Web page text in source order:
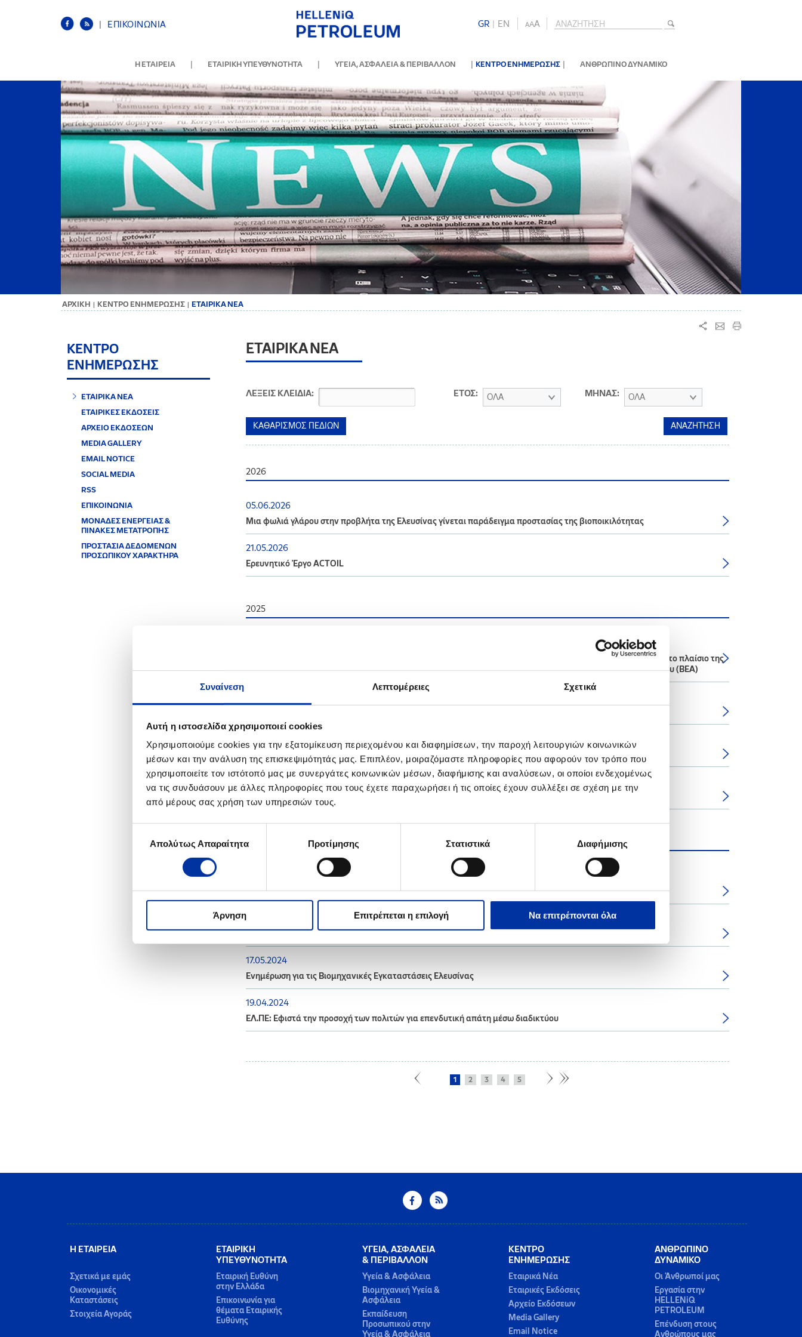
Συναίνεση Λεπτομέρειες Σχετικά
Αυτή η ιστοσελίδα χρησιμοποιεί cookies
Χρησιμοποιούμε cookies για την εξατομίκευση περιεχομένου και διαφημίσεων, την παροχή λειτουργιών κοινωνικών
μέσων και την ανάλυση της επισκεψιμότητάς μας. Επιπλέον, μοιραζόμαστε πληροφορίες που αφορούν τον τρόπο που
χρησιμοποιείτε τον ιστότοπό μας με συνεργάτες κοινωνικών μέσων, διαφήμισης και αναλύσεων, οι οποίοι ενδεχομένως
να τις συνδυάσουν με άλλες πληροφορίες που τους έχετε παραχωρήσει ή τις οποίες έχουν συλλέξει σε σχέση με την
από μέρους σας χρήση των υπηρεσιών τους.
συγκατάθεσης
Απολύτως Απαραίτητα Προτίμησης Στατιστικά Διαφήμισης
Άρνηση Επιτρέπεται η επιλογή Να επιτρέπονται όλα
| ΕΠΙΚΟΙΝΩΝΙΑ GR | ΕΝ AAA
Η ΕΤΑΙΡΕΙΑ | ΕΤΑΙΡΙΚΗ ΥΠΕΥΘΥΝΟΤΗΤΑ | ΥΓΕΙΑ, ΑΣΦΑΛΕΙΑ & ΠΕΡΙΒΑΛΛΟΝ | ΚΕΝΤΡΟ ΕΝΗΜΕΡΩΣΗΣ | ΑΝΘΡΩΠΙΝΟ ΔΥΝΑΜΙΚΟ
ΑΡΧΙΚΗ | ΚΕΝΤΡΟ ΕΝΗΜΕΡΩΣΗΣ | ΕΤΑΙΡΙΚΑ ΝΕΑ
ΚΕΝΤΡΟ
ΕΝΗΜΕΡΩΣΗΣ
ΕΤΑΙΡΙΚΑ ΝΕΑ
ΕΤΑΙΡΙΚΕΣ ΕΚΔΟΣΕΙΣ
ΑΡΧΕΙΟ ΕΚΔΟΣΕΩΝ
MEDIA GALLERY
EMAIL NOTICE
SOCIAL MEDIA
RSS
ΕΠΙΚΟΙΝΩΝΙΑ
ΜΟΝΑΔΕΣ ΕΝΕΡΓΕΙΑΣ &
ΠΙΝΑΚΕΣ ΜΕΤΑΤΡΟΠΗΣ
ΠΡΟΣΤΑΣΙΑ ΔΕΔΟΜΕΝΩΝ
ΠΡΟΣΩΠΙΚΟΥ ΧΑΡΑΚΤΗΡΑ
ΕΤΑΙΡΙΚΑ ΝΕΑ
ΛΕΞΕΙΣ ΚΛΕΙΔΙΑ: ΕΤΟΣ: ΟΛΑ ΜΗΝΑΣ: ΟΛΑ
2026
05.06.2026
Μια φωλιά γλάρου στην προβλήτα της Ελευσίνας γίνεται παράδειγμα προστασίας της βιοποικιλότητας
21.05.2026
Ερευνητικό Έργο ACTOIL
2025
Ανάρτηση - Δημοσιοποίηση προς το κοινό της Στρατηγικής Μελέτης Περιβαλλοντικών Επιπτώσεων (ΣΜΠΕ) στο πλαίσιο της
διαδικασίας έγκρισης Ειδικού Πολεοδομικού Σχεδίου (Ε.Π.Σ.) των Βιομηχανικών Εγκαταστάσεων Ασπροπύργου (ΒΕΑ)
Ενημέρωση για Βιομηχανικές Εγκαταστάσεις Ελευσίνας
10.03.2025
Ενημέρωση για τις Βιομηχανικές Εγκαταστάσεις Θεσσαλονίκης
2024
Ενημέρωση για τις Βιομηχανικές Εγκαταστάσεις Θεσσαλονίκης
20.05.2024
Ενημέρωση για τις Βιομηχανικές Εγκαταστάσεις Ασπροπύργου
17.05.2024
Ενημέρωση για τις Βιομηχανικές Εγκαταστάσεις Ελευσίνας
19.04.2024
ΕΛ.ΠΕ: Εφιστά την προσοχή των πολιτών για επενδυτική απάτη μέσω διαδικτύου
1 2 3 4 5
Η ΕΤΑΙΡΕΙΑ
Σχετικά με εμάς
Οικονομικές
Καταστάσεις
Στοιχεία Αγοράς
ΕΤΑΙΡΙΚΗ
ΥΠΕΥΘΥΝΟΤΗΤΑ
Εταιρική Ευθύνη
στην Ελλάδα
Επικοινωνία για
θέματα Εταιρικής
Ευθύνης
ΥΓΕΙΑ, ΑΣΦΑΛΕΙΑ
& ΠΕΡΙΒΑΛΛΟΝ
Υγεία & Ασφάλεια
Βιομηχανική Υγεία &
Ασφάλεια
Εκπαίδευση
Προσωπικού στην
Υγεία & Ασφάλεια
ΚΕΝΤΡΟ
ΕΝΗΜΕΡΩΣΗΣ
Εταιρικά Νέα
Εταιρικές Εκδόσεις
Αρχείο Εκδόσεων
Media Gallery
Email Notice
ΑΝΘΡΩΠΙΝΟ
ΔΥΝΑΜΙΚΟ
Οι Άνθρωποί μας
Εργασία στην
HELLENiQ
PETROLEUM
Επένδυση στους
Ανθρώπους μας